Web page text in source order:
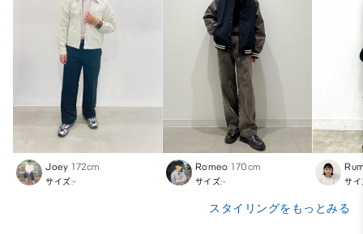
Joey 172cm
サイズ:-
Romeo 170cm
サイズ:- サ
スタイリングをもっとみる